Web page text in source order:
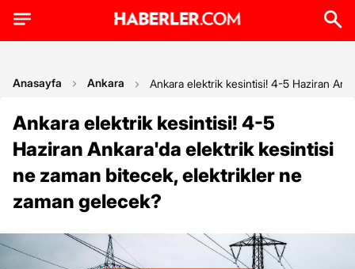
Anasayfa Ankara Ankara elektrik kesintisi! 4-5 Haziran
Ankara elektrik kesintisi! 4-5
Haziran Ankara'da elektrik kesintisi
ne zaman bitecek, elektrikler ne
zaman gelecek?